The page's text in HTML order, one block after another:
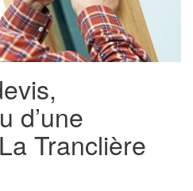
d’une
Tranclière